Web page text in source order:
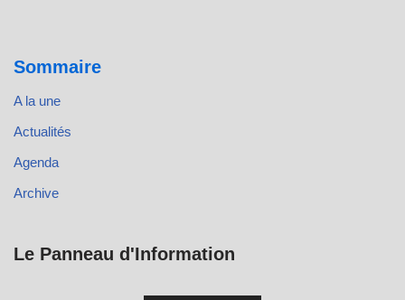
Sommaire
A la une
Actualités
Agenda
Archive
Le Panneau d'Information